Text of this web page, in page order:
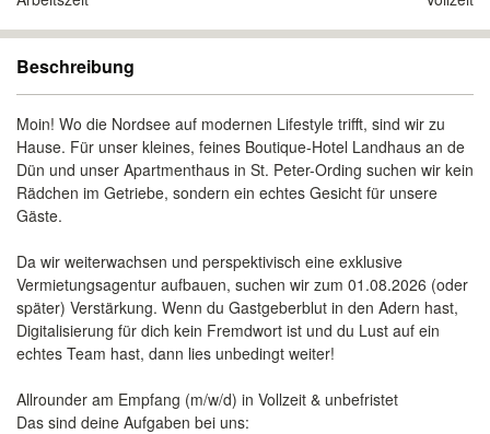
Beschreibung
Moin! Wo die Nordsee auf modernen Lifestyle trifft, sind wir zu
Hause. Für unser kleines, feines Boutique-Hotel Landhaus an de
Dün und unser Apartmenthaus in St. Peter-Ording suchen wir kein
Rädchen im Getriebe, sondern ein echtes Gesicht für unsere
Gäste.
Da wir weiterwachsen und perspektivisch eine exklusive
Vermietungsagentur aufbauen, suchen wir zum 01.08.2026 (oder
später) Verstärkung. Wenn du Gastgeberblut in den Adern hast,
Digitalisierung für dich kein Fremdwort ist und du Lust auf ein
echtes Team hast, dann lies unbedingt weiter!
Allrounder am Empfang (m/w/d) in Vollzeit & unbefristet
Das sind deine Aufgaben bei uns: